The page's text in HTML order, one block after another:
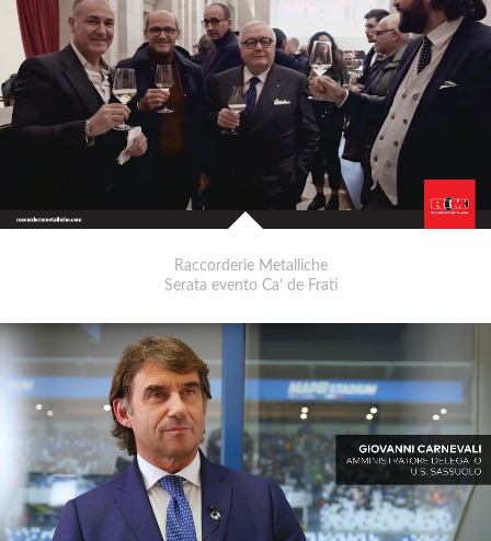
Raccorderie Metalliche
Serata evento Ca' de Frati